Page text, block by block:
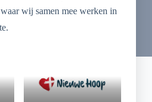
wij samen mee werken in